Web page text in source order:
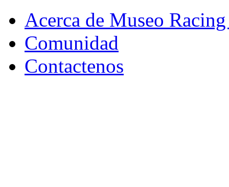
Acerca de Museo
Comunidad
Contactenos